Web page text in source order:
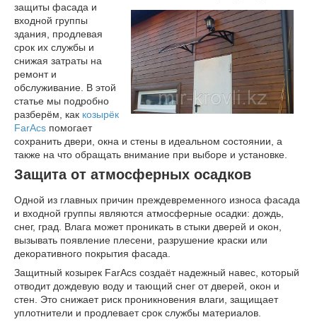
защиты фасада и
входной группы
здания, продлевая
срок их службы и
снижая затраты на
ремонт и
обслуживание. В этой
статье мы подробно
разберём, как козырёк
FarAcs помогает
сохранить двери, окна и стены в идеальном состоянии, а
также на что обращать внимание при выборе и установке.
Защита от атмосферных осадков
Одной из главных причин преждевременного износа фасада
и входной группы являются атмосферные осадки: дождь,
снег, град. Влага может проникать в стыки дверей и окон,
вызывать появление плесени, разрушение краски или
декоративного покрытия фасада.
Защитный козырек FarAcs создаёт надежный навес, который
отводит дождевую воду и тающий снег от дверей, окон и
стен. Это снижает риск проникновения влаги, защищает
уплотнители и продлевает срок службы материалов.